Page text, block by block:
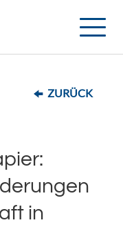
Toggle
ZURÜCK
in